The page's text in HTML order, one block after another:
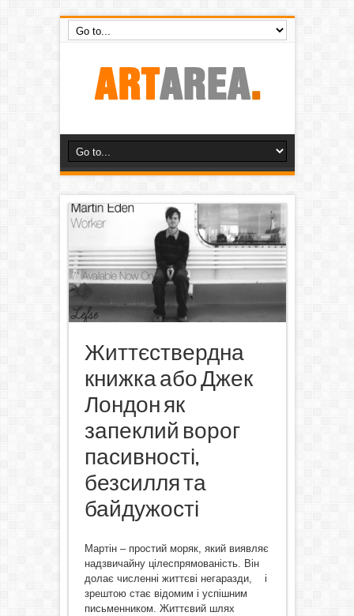
Життєствердна
книжка або Джек
Лондон як
запеклий ворог
пасивності,
безсилля та
байдужості
Мартін – простий моряк, який виявляє
надзвичайну цілеспрямованість. Він
долає численні життєві негаразди, і
зрештою стає відомим і успішним
письменником. Життєвий шлях